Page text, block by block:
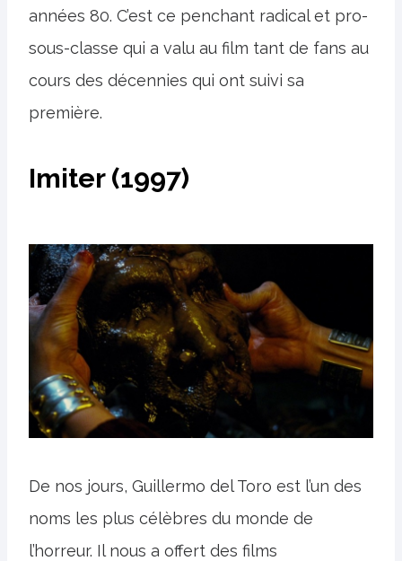
années 80. C’est ce penchant radical et pro-
sous-classe qui a valu au film tant de fans au
cours des décennies qui ont suivi sa
première.
Imiter (1997)
De nos jours, Guillermo del Toro est l’un des
noms les plus célèbres du monde de
l’horreur. Il nous a offert des films